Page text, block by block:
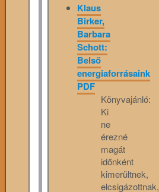
Klaus
Birker,
Barbara
Schott:
Belső
energiaforrásaink
PDF
Könyvajánló:
Ki
ne
érezné
magát
időnként
kimerültnek,
elcsigázottnak,